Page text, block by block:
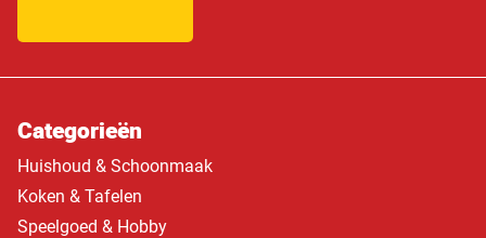
Categorieën
Huishoud & Schoonmaak
Koken & Tafelen
Speelgoed & Hobby